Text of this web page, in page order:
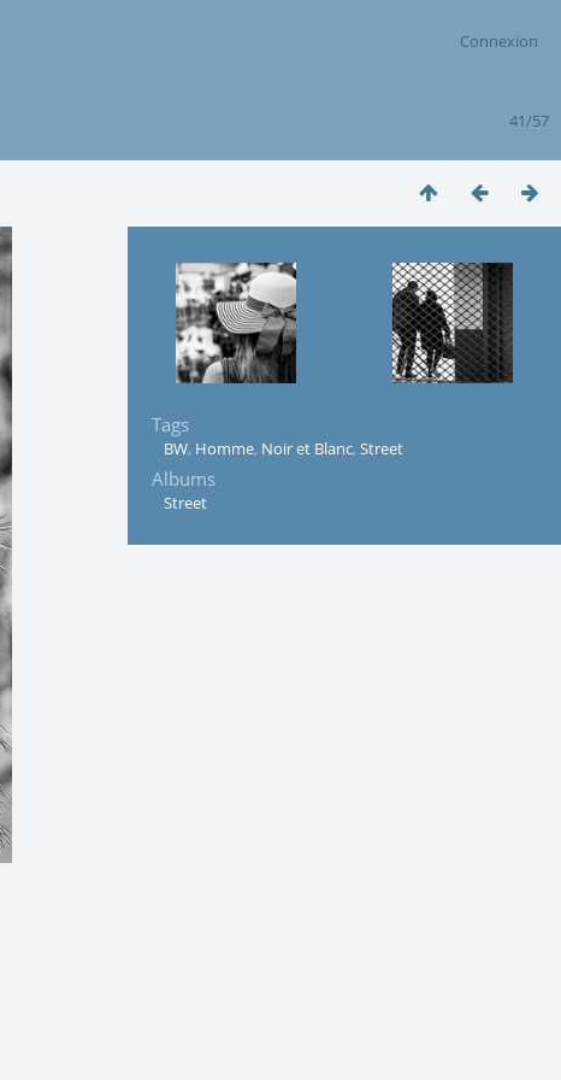
Connexion
41/57
Tags
BW, Homme, Noir et Blanc, Street
Albums
Street